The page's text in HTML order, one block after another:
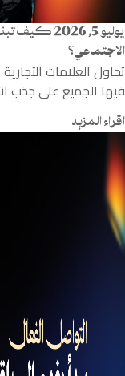
يوليو 5, 2026
كيف تبني
الاجتماعي؟
تحاول العلامات
فيها الجميع على جذب
اقراء المزيد